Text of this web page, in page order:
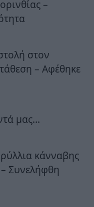
–
στον
– Αφέθηκε
μας…
κάνναβης
Συνελήφθη